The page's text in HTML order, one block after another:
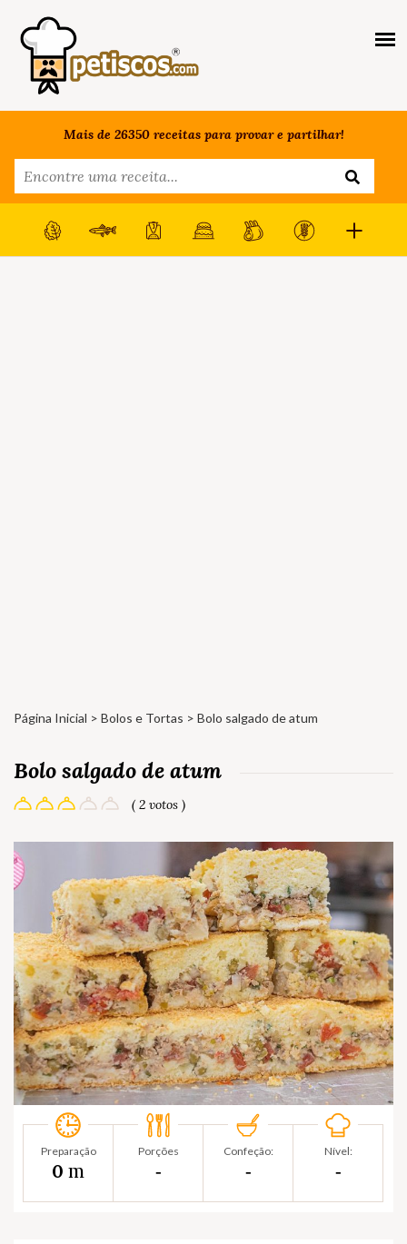
Mais de 26350 receitas para provar e partilhar!
Página Inicial > Bolos e Tortas > Bolo salgado de atum
Bolo salgado de atum
( 2 votos )
Preparação
0 m
Porções
‐
Confeção:
‐
Nível:
‐